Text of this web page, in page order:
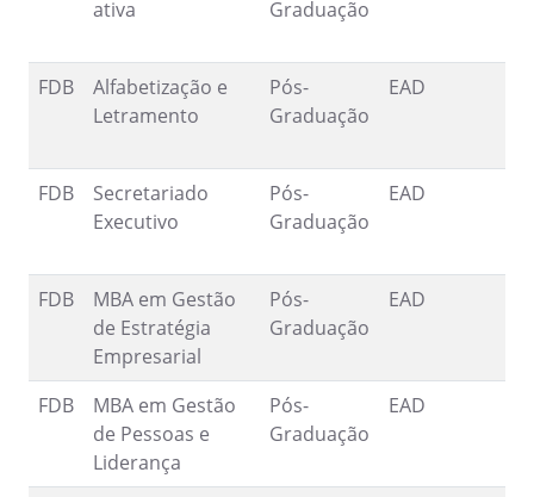
ativa
Graduação
FDB
Alfabetização e
Letramento
Pós-
Graduação
EAD
FDB
Secretariado
Executivo
Pós-
Graduação
EAD
FDB
MBA em Gestão
de Estratégia
Empresarial
Pós-
Graduação
EAD
FDB
MBA em Gestão
de Pessoas e
Liderança
Pós-
Graduação
EAD